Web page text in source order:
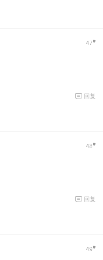
47#
回复
48#
回复
49#